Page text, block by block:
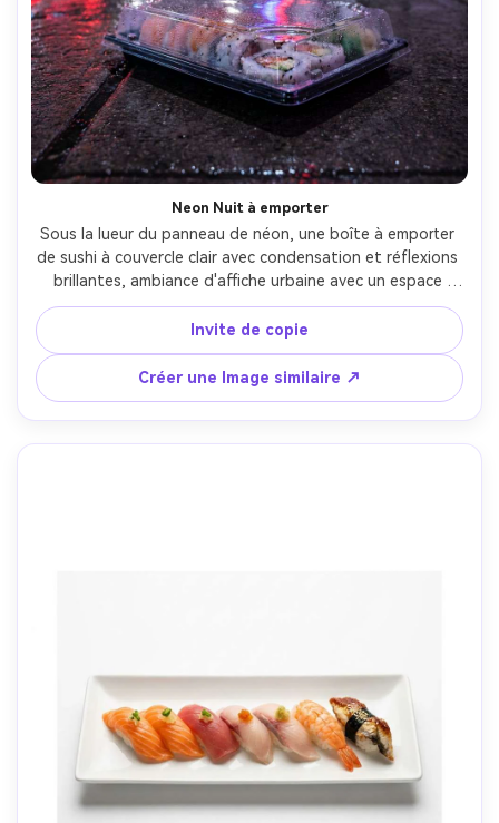
Neon Nuit à emporter
Sous la lueur du panneau de néon, une boîte à emporter
de sushi à couvercle clair avec condensation et réflexions
brillantes, ambiance d'affiche urbaine avec un espace
négatif audacieux pour le titre, bokeh sur le trottoir
mouillé en arrière-plan, néon mixte et lampadaire, Canon
EOS R3 50mm f/1.2, profondeur de champ peu profonde,
ambiance nocturne énergique, points forts réalistes,
ombres naturelles, haute résolution, mise au point nette-
AR 4:5
Invite de copie
Créer une Image similaire ↗